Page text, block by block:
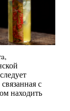
с
находить